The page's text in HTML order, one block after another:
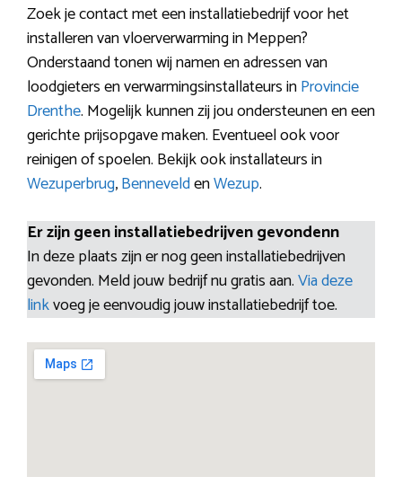
Zoek je contact met een installatiebedrijf voor het
installeren van vloerverwarming in Meppen?
Onderstaand tonen wij namen en adressen van
loodgieters en verwarmingsinstallateurs inProvincie
Drenthe. Mogelijk kunnen zij jou ondersteunen en een
gerichte prijsopgave maken. Eventueel ook voor
reinigen of spoelen. Bekijk ook installateurs in
Wezuperbrug,BenneveldenWezup.
Er zijn geen installatiebedrijven gevondenn
In deze plaats zijn er nog geen installatiebedrijven
gevonden. Meld jouw bedrijf nu gratis aan.Via deze
linkvoeg je eenvoudig jouw installatiebedrijf toe.